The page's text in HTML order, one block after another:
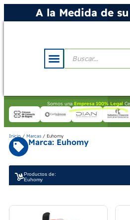
A la Medida de
Somos una Empresa 100% Legal
Inicio / Marcas / Euhomy
Marca: Euhomy
Productos de:
Euhomy